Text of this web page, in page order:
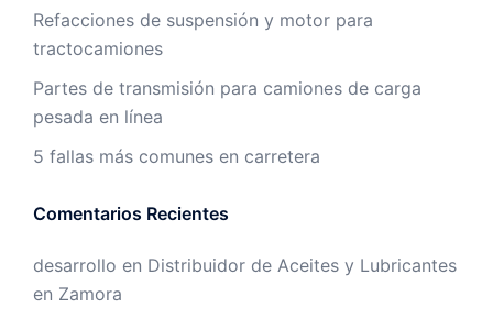
Refacciones de suspensión y motor para
tractocamiones
Partes de transmisión para camiones de carga
pesada en línea
5 fallas más comunes en carretera
Comentarios Recientes
desarrollo en Distribuidor de Aceites y Lubricantes
en Zamora